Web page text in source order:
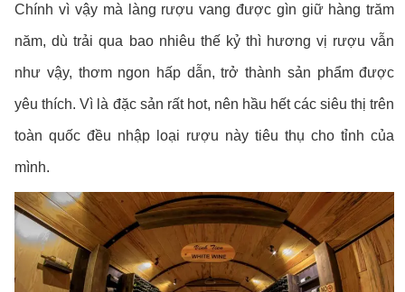
Chính vì vậy mà làng rượu vang được gìn giữ hàng trăm
năm, dù trải qua bao nhiêu thế kỷ thì hương vị rượu vẫn
như vậy, thơm ngon hấp dẫn, trở thành sản phẩm được
yêu thích. Vì là đặc sản rất hot, nên hầu hết các siêu thị trên
toàn quốc đều nhập loại rượu này tiêu thụ cho tỉnh của
mình.